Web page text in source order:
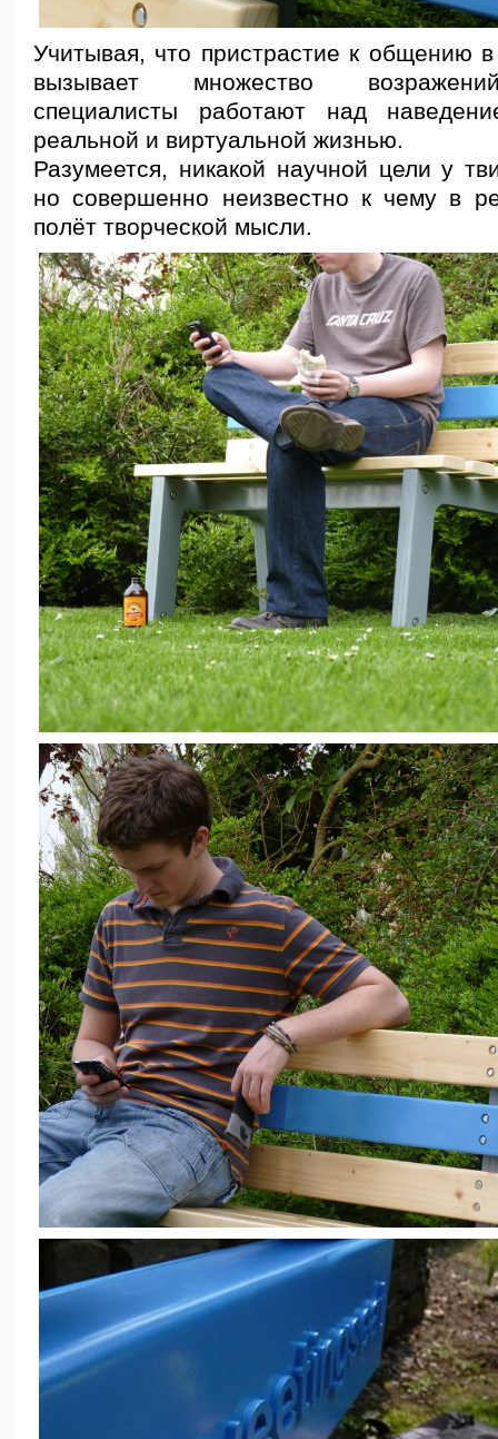
Учитывая, что пристрастие к общению
вызывает множество
специалисты работают над
реальной и виртуальной жизнью.
Разумеется, никакой научной цели у
но совершенно неизвестно к чему в
полёт творческой мысли.